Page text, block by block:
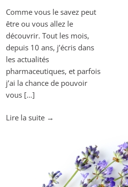
Comme vous le savez peut
être ou vous allez le
découvrir. Tout les mois,
depuis 10 ans, j’écris dans
les actualités
pharmaceutiques, et parfois
j’ai la chance de pouvoir
vous […]
Lire la suite "L’apport
traumatologie
sportive"
→